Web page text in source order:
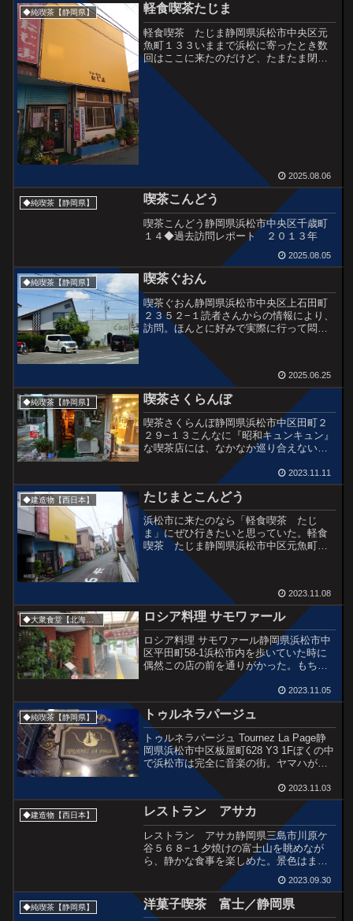
◆純喫茶【静岡県】 軽食喫茶たじま
軽食喫茶 たじま静岡県浜松市中央区元
魚町１３３いままで浜松に寄ったとき数
回はここに来たのだけど、たまたま閉ま
っていたり休業日だったりで入ることが
叶わなかった喫茶店。今回はありがたい
ことに無事珈琲を楽しむことが叶った。
とてもうれしかったことは...
2025.08.06
◆純喫茶【静岡県】 喫茶こんどう
喫茶こんどう静岡県浜松市中央区千歳町
１４◆過去訪問レポート ２０１３年
2025.08.05
◆純喫茶【静岡県】 喫茶ぐおん
喫茶ぐおん静岡県浜松市中央区上石田町
２３５２−１読者さんからの情報により、
訪問。ほんとに好みで実際に行って悶絶
しました。バスを降りると「ぐおん」と
その横に戸建て住宅。住宅のタイル模様
がこりゃまたよいですね。この魅力をな
んと表現すればいいんで...
2025.06.25
◆純喫茶【静岡県】 喫茶さくらんぼ
喫茶さくらんぼ静岡県浜松市中区田町２
２９−１３こんなに『昭和キュンキュン』
な喫茶店には、なかなか巡り合えないで
すね。昭和53年開業から続くこの雰囲気
は、昭和喫茶に慣れたオヤジのみなら
ず、若い子たちも人気だと思います。と
にかく、『さくらんぼ』...
2023.11.11
◆建造物【西日本】 たじまとこんどう
浜松市に来たのなら「軽食喫茶 たじ
ま」にぜひ行きたいと思っていた。軽食
喫茶 たじま静岡県浜松市中区元魚町１
３３見えてきたけど、どうやら営業時間
外のよう。残念無念。ほんとにぼく好み
の外観だなー。壁バッヂかわいいあきら
めて、近くの「こんどうコー... 2023.11.08
◆大衆食堂【北海道外】 ロシア料理 サモワァール
ロシア料理 サモワァール静岡県浜松市中
区平田町58-1浜松市内を歩いていた時に
偶然この店の前を通りがかった。もちろ
ん飲食店をさがしている。もともとロシ
ア料理は好きなほうだし、そろそろロシ
アンティーも飲みたい。ここに決めた。
開封（?）ロシアン...
2023.11.05
◆純喫茶【静岡県】 トゥルネラパージュ
トゥルネラパージュ Tournez La Page静
岡県浜松市中区板屋町628 Y3 1Fぼくの中
で浜松市は完全に音楽の街。ヤマハがあ
るし楽器博物館もある。そしてこのジャ
ズ喫茶トゥルネラパージュ。ページをめ
くる、というような意味とのこと。目...
2023.11.03
◆建造物【西日本】 レストラン アサカ
レストラン アサカ静岡県三島市川原ケ
谷５６８−１夕焼けの富士山を眺めなが
ら、静かな食事を楽しめた。景色はまっ
たく違うのだけど、ユーミンの『海を見
ていた午後』の歌詞の世界のような美し
い贅沢な時間。床の分厚いじゅうたんが
壁にすこし立ち上がって、...
2023.09.30
◆純喫茶【静岡県】 洋菓子喫茶 富士／静岡県